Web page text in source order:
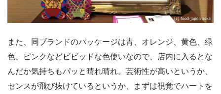
また、同ブランドのパッケージは青、オレンジ、黄色、緑
色、ピンクなどビビッドな色使いなので、店内に入るとな
んだか気持ちもパッと晴れ晴れ。芸術性が高いというか、
センスが飛び抜けているというか、まずは視覚でハートを